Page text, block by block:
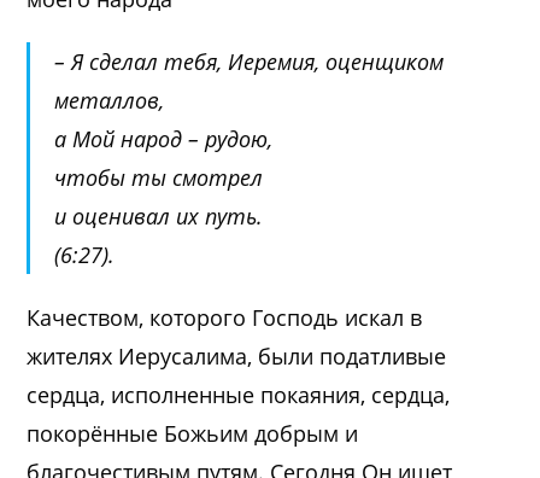
– Я сделал тебя, Иеремия, оценщиком
металлов,
а Мой народ – рудою,
чтобы ты смотрел
и оценивал их путь.
(6:27).
Качеством, которого Господь искал в
жителях Иерусалима, были податливые
сердца, исполненные покаяния, сердца,
покорённые Божьим добрым и
благочестивым путям. Сегодня Он ищет